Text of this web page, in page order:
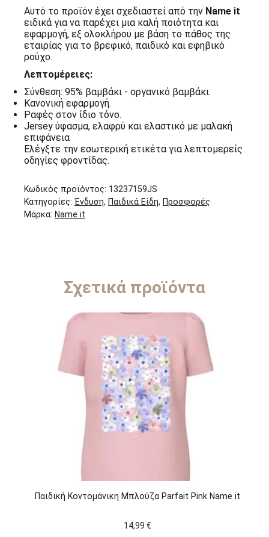
Αυτό το προϊόν έχει σχεδιαστεί από την Name it
ειδικά για να παρέχει μια καλή ποιότητα και
εφαρμογή, εξ ολοκλήρου με βάση το πάθος της
εταιρίας για το βρεφικό, παιδικό και εφηβικό
ρούχο.
Λεπτομέρειες:
Σύνθεση: 95% βαμβάκι - οργανικό βαμβάκι.
Κανονική εφαρμογή.
Ραφές στον ίδιο τόνο.
Jersey ύφασμα, ελαφρύ και ελαστικό με μαλακή
επιφάνεια
Ελέγξτε την εσωτερική ετικέτα για λεπτομερείς
οδηγίες φροντίδας.
Κωδικός προϊόντος: 13237159JS
Κατηγορίες:Ένδυση, Παιδικά Είδη, Προσφορές
Μάρκα: Name it
Σχετικά προϊόντα
Παιδική Κοντομάνικη Μπλούζα Parfait Pink Name it
14,99 €